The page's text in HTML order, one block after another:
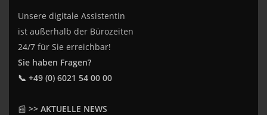
Unsere digitale Assistentin
ist außerhalb der Bürozeiten
24/7 für Sie erreichbar!
Sie haben Fragen?
📞 +49 (0) 6021 54 00 00
📰 >> AKTUELLE NEWS